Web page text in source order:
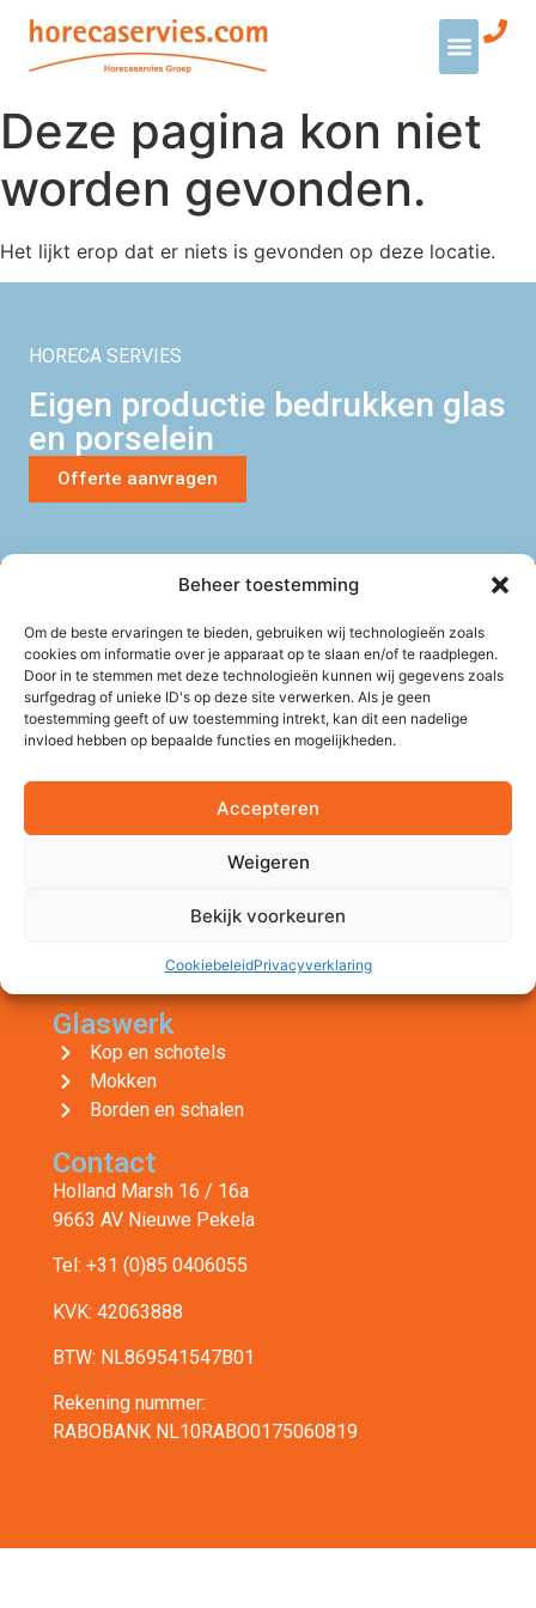
Beheer toestemming
Om de beste ervaringen te bieden, gebruiken wij technologieën zoals
cookies om informatie over je apparaat op te slaan en/of te raadplegen.
Door in te stemmen met deze technologieën kunnen wij gegevens zoals
surfgedrag of unieke ID's op deze site verwerken. Als je geen
toestemming geeft of uw toestemming intrekt, kan dit een nadelige
invloed hebben op bepaalde functies en mogelijkheden.
Accepteren
Weigeren
Bekijk voorkeuren
CookiebeleidPrivacyverklaring
Deze pagina kon niet
worden gevonden.
Het lijkt erop dat er niets is gevonden op deze locatie.
HORECA SERVIES
Eigen productie bedrukken glas
en porselein
Offerte aanvragen
Porselein
Bierglazen
Bierpullen
Champagneglazen
Snoeppotten
Glaswerk
Kop en schotels
Mokken
Borden en schalen
Contact
Holland Marsh 16 / 16a
9663 AV Nieuwe Pekela
Tel: +31 (0)85 0406055
KVK: 42063888
BTW: NL869541547B01
Rekening nummer:
RABOBANK NL10RABO0175060819